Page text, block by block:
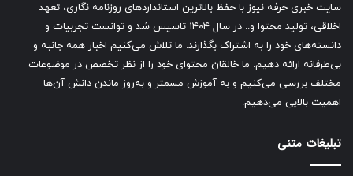
سایت خبری حرفه نیوز با حفظ بالاترین استانداردهای روزنامه نگاری، تعهد
اخلاقی، تولید محتوا و.. در سال ۱۴۰۴ تاسیس شد و توانست تجربیات و
دانسته‌های خود را به اشتراک بگذارند. ما تلاش می‌کنیم اخبار همه جانبه و
بی‌طرفانه ارائه دهیم. ما خالقان محتوای خود را از نظر تخصص در موضوعات
مختلف بررسی می‌کنیم و به آموزش مسمتر و به‌روز ماندن دانش آن‌ها
اهمیت بالایی می‌دهیم.
تبلیغات متنی